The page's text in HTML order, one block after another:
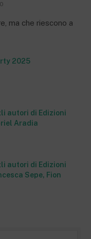
0
ma che riescono a
2025
autori di Edizioni
Aradia
autori di Edizioni
Sepe, Fion